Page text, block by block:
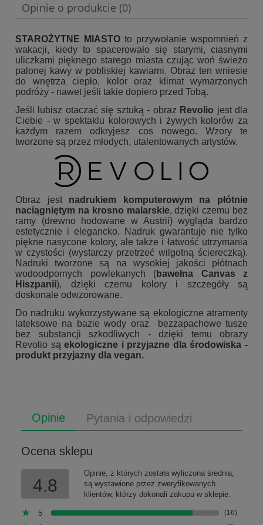
Opinie o produkcie (0)
STAROŻYTNE MIASTO to przywołanie wspomnień z
wakacji, kiedy to spacerowało się starymi, ciasnymi
uliczkami pięknego starego miasta czując woń świeżo
palonej kawy w pobliskiej kawiarni. Obraz ten wniesie
do wnętrza ciepło, kolor oraz klimat wymarzonych
podróży - nawet jeśli takie dopiero przed Tobą.
Jeśli lubisz otaczać się sztuką - obraz Revolio jest dla
Ciebie - w spektaklu kolorowych i żywych kolorów za
każdym razem odkryjesz cos nowego. Wzory te
tworzone są przez młodych, utalentowanych artystów.
Obraz jest nadrukiem komputerowym na płótnie
naciągniętym na krosno malarskie, dzięki czemu bez
ramy (drewno hodowane w Austrii) wygląda bardzo
estetycznie i elegancko. Nadruk gwarantuje nie tylko
piękne nasycone kolory, ale także i łatwość utrzymania
w czystości (wystarczy przetrzeć wilgotną ściereczką).
Nadruki tworzone są na wysokiej jakości płótnach
wodoodpornych powlekanych (bawełna Canvas z
Hiszpanii), dzięki czemu kolory i szczegóły są
doskonale odwzorowane.
Do nadruku wykorzystywane są ekologiczne atramenty
lateksowe na bazie wody oraz bezzapachowe tusze
bez substancji szkodliwych - dzięki temu obrazy
Revolio są ekologiczne i przyjazne dla środowiska -
produkt przyjazny dla vegan.
Opinie Pytania i odpowiedzi
Ocena sklepu
4.8
Opinie, z których została wyliczona średnia,
są wystawione przez zweryfikowanych
klientów, którzy dokonali zakupu w sklepie.
5 (16)